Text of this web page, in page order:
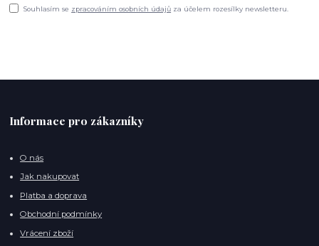
Souhlasím se zpracováním osobních údajů za účelem rozesílky newsletteru.
Informace pro zákazníky
O nás
Jak nakupovat
Platba a doprava
Obchodní podmínky
Vrácení zboží